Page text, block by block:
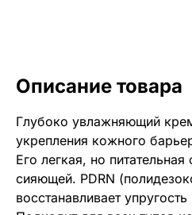
Описание товара
Глубоко увлажняющий
укрепления кожного
Его легкая, но
сияющей. PDRN
восстанавливает